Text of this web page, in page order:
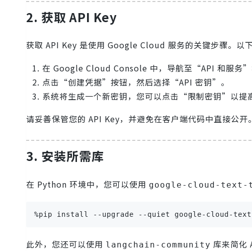
2. 获取 API Key
获取 API Key 是使用 Google Cloud 服务的关键步骤。以
在 Google Cloud Console 中，导航至“API 和服务
点击“创建凭据”按钮，然后选择“API 密钥”。
系统将生成一个新密钥，您可以点击“限制密钥”以提
请妥善保管您的 API Key，并避免在客户端代码中直接公开。
3. 安装所需库
在 Python 环境中，您可以使用 google-cloud-text-
%pip install --upgrade --quiet google-cloud-
此外，您还可以使用 langchain-community 库来简化